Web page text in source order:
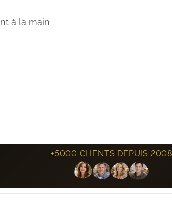
à la main
+5000 CLIENTS DEPUIS 2008